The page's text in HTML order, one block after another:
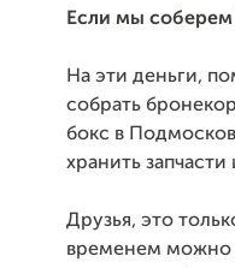
Если мы
На эти деньги,
собрать
бокс в
хранить
Друзья, это
временем можно